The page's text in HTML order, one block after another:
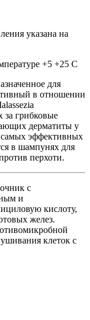
указана на
+5 +25 С
для
в отношении
за грибковые
дерматиты у
эффективных
в шампунях для
перхоти.
с
и
кислоту,
желез.
клеток с